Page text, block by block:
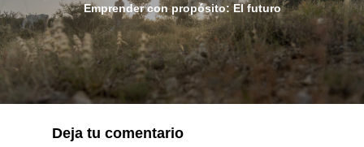
Emprender con propósito: El futuro
Deja tu comentario